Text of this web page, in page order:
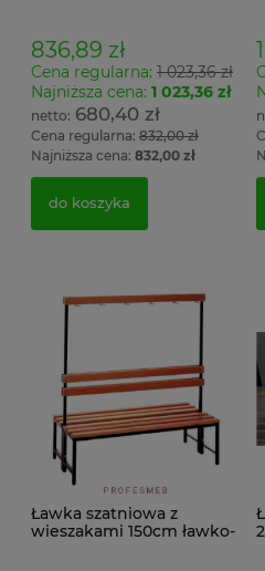
836,89 zł
Cena regularna: 1 023,36 zł
Najniższa cena: 1 023,36 zł
680,40 zł
Cena regularna: 832,00 zł
Najniższa cena: 832,00 zł
do koszyka
Ławka szatniowa z
wieszakami 150cm ławko-